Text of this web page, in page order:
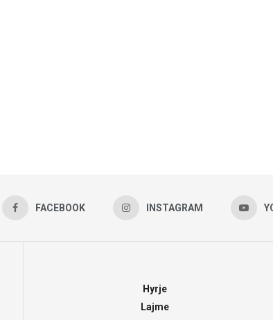
FACEBOOK INSTAGRAM
Hyrje
Lajme